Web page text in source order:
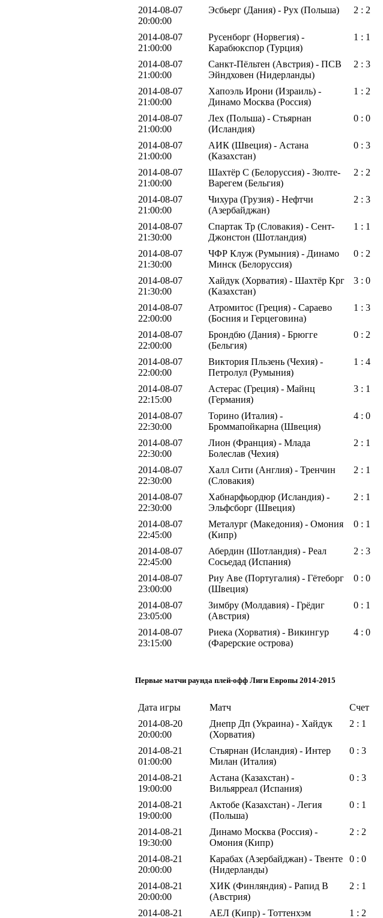
2014-08-07
20:00:00
Эсбьерг (Дания) - Рух (Польша) 2 : 2
2014-08-07
21:00:00
Русенборг (Норвегия) -
Карабюкспор (Турция)
1 : 1
2014-08-07
21:00:00
Санкт-Пёльтен (Австрия) - ПСВ
Эйндховен (Нидерланды)
2 : 3
2014-08-07
21:00:00
Хапоэль Ирони (Израиль) -
Динамо Москва (Россия)
1 : 2
2014-08-07
21:00:00
Лех (Польша) - Стьярнан
(Исландия)
0 : 0
2014-08-07
21:00:00
АИК (Швеция) - Астана
(Казахстан)
0 : 3
2014-08-07
21:00:00
Шахтёр С (Белоруссия) - Зюлте-
Варегем (Бельгия)
2 : 2
2014-08-07
21:00:00
Чихура (Грузия) - Нефтчи
(Азербайджан)
2 : 3
2014-08-07
21:30:00
Спартак Тр (Словакия) - Сент-
Джонстон (Шотландия)
1 : 1
2014-08-07
21:30:00
ЧФР Клуж (Румыния) - Динамо
Минск (Белоруссия)
0 : 2
2014-08-07
21:30:00
Хайдук (Хорватия) - Шахтёр Крг
(Казахстан)
3 : 0
2014-08-07
22:00:00
Атромитос (Греция) - Сараево
(Босния и Герцеговина)
1 : 3
2014-08-07
22:00:00
Брондбю (Дания) - Брюгге
(Бельгия)
0 : 2
2014-08-07
22:00:00
Виктория Пльзень (Чехия) -
Петролул (Румыния)
1 : 4
2014-08-07
22:15:00
Астерас (Греция) - Майнц
(Германия)
3 : 1
2014-08-07
22:30:00
Торино (Италия) -
Броммапойкарна (Швеция)
4 : 0
2014-08-07
22:30:00
Лион (Франция) - Млада
Болеслав (Чехия)
2 : 1
2014-08-07
22:30:00
Халл Сити (Англия) - Тренчин
(Словакия)
2 : 1
2014-08-07
22:30:00
Хабнарфьордюр (Исландия) -
Эльфсборг (Швеция)
2 : 1
2014-08-07
22:45:00
Металург (Македония) - Омония
(Кипр)
0 : 1
2014-08-07
22:45:00
Абердин (Шотландия) - Реал
Сосьедад (Испания)
2 : 3
2014-08-07
23:00:00
Риу Аве (Португалия) - Гётеборг
(Швеция)
0 : 0
2014-08-07
23:05:00
Зимбру (Молдавия) - Грёдиг
(Австрия)
0 : 1
2014-08-07
23:15:00
Риека (Хорватия) - Викингур
(Фарерские острова)
4 : 0
Первые матчи раунда плей-офф Лиги Европы 2014-2015
Дата игры Матч Счет
2014-08-20
20:00:00
Днепр Дп (Украина) - Хайдук
(Хорватия)
2 : 1
2014-08-21
01:00:00
Стьярнан (Исландия) - Интер
Милан (Италия)
0 : 3
2014-08-21
19:00:00
Астана (Казахстан) -
Вильярреал (Испания)
0 : 3
2014-08-21
19:00:00
Актобе (Казахстан) - Легия
(Польша)
0 : 1
2014-08-21
19:30:00
Динамо Москва (Россия) -
Омония (Кипр)
2 : 2
2014-08-21
20:00:00
Карабах (Азербайджан) - Твенте
(Нидерланды)
0 : 0
2014-08-21
20:00:00
ХИК (Финляндия) - Рапид В
(Австрия)
2 : 1
2014-08-21 АЕЛ (Кипр) - Тоттенхэм 1 : 2